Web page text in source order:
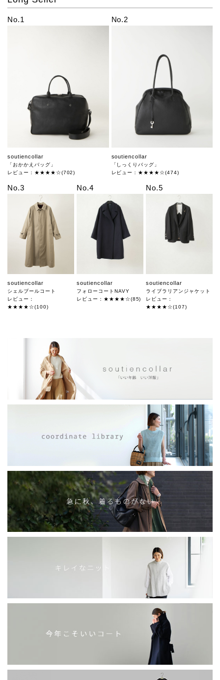
No.1
soutiencollar
「おかかえバッグ」
レビュー：★★★★☆(702)
No.2
soutiencollar
「しっくりバッグ」
レビュー：★★★★☆(474)
No.3
soutiencollar
シェルブールコート
レビュー：
★★★★☆(100)
No.4
soutiencollar
フォローコートNAVY
レビュー：★★★★☆(85)
No.5
soutiencollar
ライブラリアンジャケット
レビュー：
★★★★☆(107)